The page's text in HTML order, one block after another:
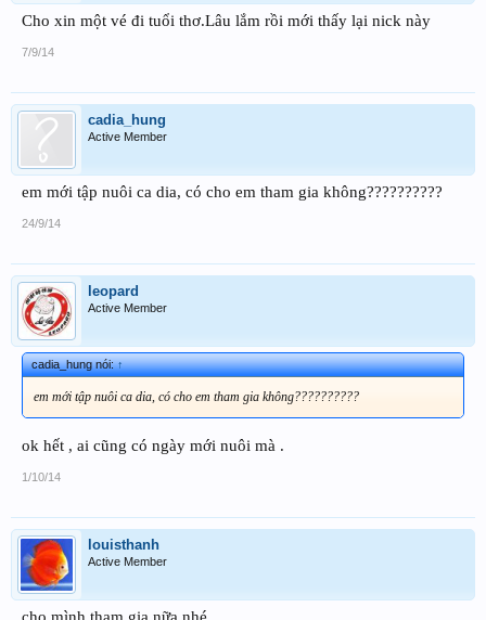
Cho xin một vé đi tuổi thơ.Lâu lắm rồi mới thấy lại nick này
7/9/14
cadia_hung
Active Member
em mới tập nuôi ca dia, có cho em tham gia không??????????
24/9/14
leopard
Active Member
cadia_hung nói:↑
em mới tập nuôi ca dia, có cho em tham gia không??????????
ok hết , ai cũng có ngày mới nuôi mà .
1/10/14
louisthanh
Active Member
cho mình tham gia nữa nhé